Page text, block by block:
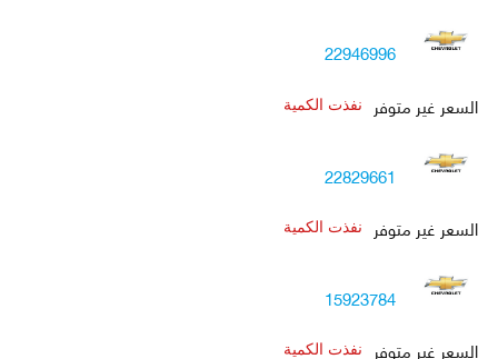
22946996
السعر غير متوفر
نفذت الكمية
22829661
السعر غير متوفر
نفذت الكمية
15923784
السعر غير متوفر
نفذت الكمية